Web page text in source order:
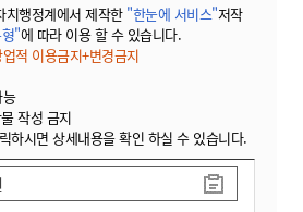
치행정계에서 제작한 "한눈에 서비스"저작
"에 따라 이용 할 수 있습니다.
적 이용금지+변경금지
작성 금지
하시면 상세내용을 확인 하실 수 있습니다.